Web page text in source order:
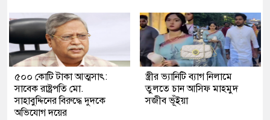
৫০০ কোটি টাকা আত্মসাৎ:
সাবেক রাষ্ট্রপতি মো.
সাহাবুদ্দিনের বিরুদ্ধে দুদকে
অভিযোগ দয়ের
স্ত্রীর ভ্যানিটি ব্যাগ নিলামে
তুলতে চান আসিফ মাহমুদ
সজীব ভূঁইয়া